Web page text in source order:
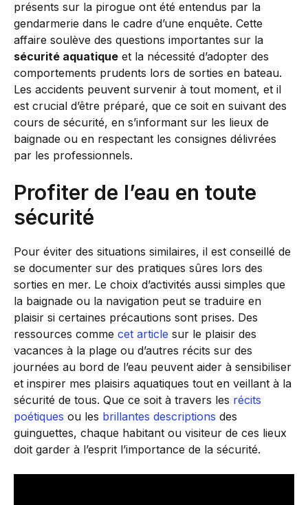
présents sur la pirogue ont été entendus par la
gendarmerie dans le cadre d’une enquête. Cette
affaire soulève des questions importantes sur la
sécurité aquatique et la nécessité d’adopter des
comportements prudents lors de sorties en bateau.
Les accidents peuvent survenir à tout moment, et il
est crucial d’être préparé, que ce soit en suivant des
cours de sécurité, en s’informant sur les lieux de
baignade ou en respectant les consignes délivrées
par les professionnels.
Profiter de l’eau en toute
sécurité
Pour éviter des situations similaires, il est conseillé de
se documenter sur des pratiques sûres lors des
sorties en mer. Le choix d’activités aussi simples que
la baignade ou la navigation peut se traduire en
plaisir si certaines précautions sont prises. Des
ressources comme cet article sur le plaisir des
vacances à la plage ou d’autres récits sur des
journées au bord de l’eau peuvent aider à sensibiliser
et inspirer mes plaisirs aquatiques tout en veillant à la
sécurité de tous. Que ce soit à travers les récits
poétiques ou les brillantes descriptions des
guinguettes, chaque habitant ou visiteur de ces lieux
doit garder à l’esprit l’importance de la sécurité.